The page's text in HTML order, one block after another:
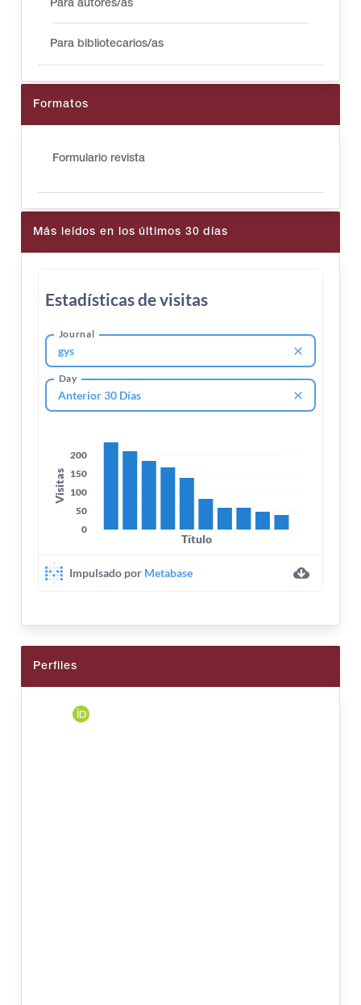
Para autores/as
Para bibliotecarios/as
Formatos
Formulario revista
Más leídos en los últimos 30 días
Perfiles